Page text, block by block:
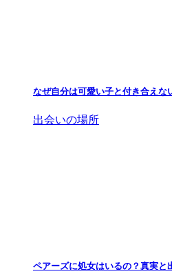
なぜ自分は可愛い子と付き合えな
出会いの場所
ペアーズに処女はいるの？真実と